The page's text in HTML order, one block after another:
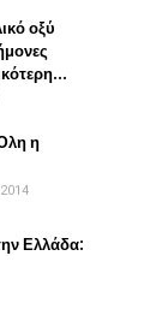
οξύ
η
Ελλάδα: